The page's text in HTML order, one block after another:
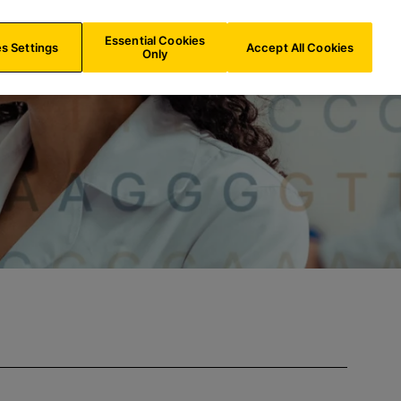
CH/DE
Settings
Essential Cookies
Only
Accept All Cookies